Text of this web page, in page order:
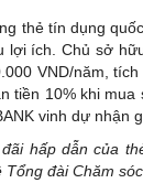
thẻ tín dụng
lợi ích. Chủ sở
VND/năm,
tiền 10% khi
vinh dự
hấp dẫn của
Tổng đài Chăm